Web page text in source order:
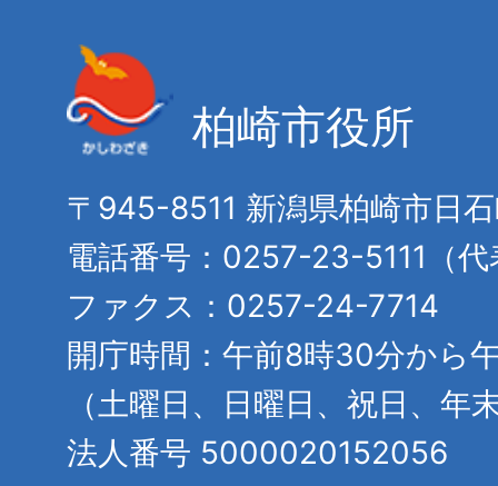
柏崎市役所
〒945-8511 新潟県柏崎市日
電話番号：0257-23-5111（代
ファクス：0257-24-7714
開庁時間：午前8時30分から
（土曜日、日曜日、祝日、年
法人番号 5000020152056